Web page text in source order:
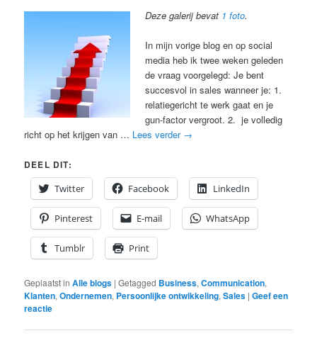
Deze galerij bevat 1 foto.
In mijn vorige blog en op social
media heb ik twee weken geleden
de vraag voorgelegd: Je bent
succesvol in sales wanneer je: 1.
relatiegericht te werk gaat en je
gun-factor vergroot. 2. je volledig
richt op het krijgen van … Lees verder →
DEEL DIT:
Twitter
Facebook LinkedIn
Pinterest E-mail WhatsApp
Tumblr Print
Geplaatst in Alle blogs |Getagged Business,Communication,
Klanten,Ondernemen, Persoonlijke ontwikkeling,Sales |Geef een
reactie